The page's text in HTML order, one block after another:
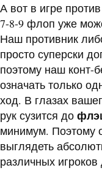
А вот в игре
7-8-9 флоп уже
Наш противник
просто суперски
поэтому наш конт-
означать только
ход. В глазах
рук сузится до
минимум. Поэтому
выглядеть
различных